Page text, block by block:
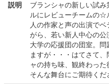
説明
ブランシャの新しい試
ルにレビューチームの☆
人の作家と声の出演で
がら、若い新人中心の
大学の応援団の団室。
ますが・・・はてさて
ャの持ち味、観終わった
そんな舞台にご期待くだ